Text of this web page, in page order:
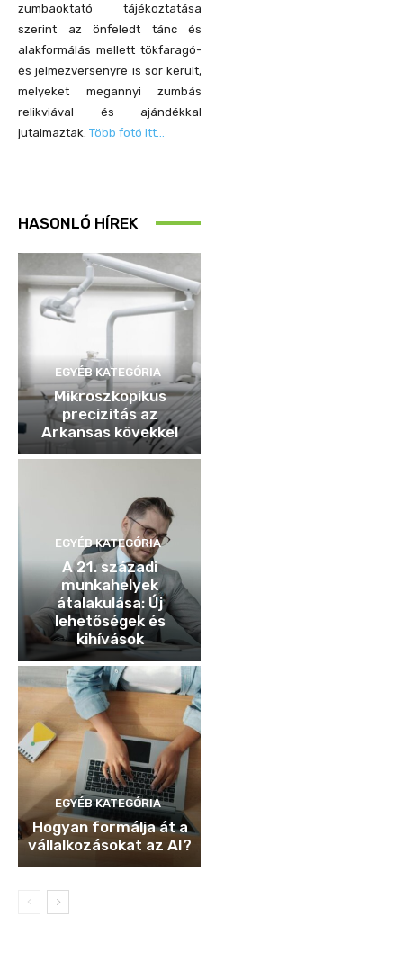
zumbaoktató tájékoztatása
szerint az önfeledt tánc és
alakformálás mellett tökfaragó-
és jelmezversenyre is sor került,
melyeket megannyi zumbás
relikviával és ajándékkal
jutalmaztak. Több fotó itt…
HASONLÓ HÍREK
EGYÉB KATEGÓRIA
Mikroszkopikus
precizitás az
Arkansas kövekkel
EGYÉB KATEGÓRIA
A 21. századi
munkahelyek
átalakulása: Új
lehetőségek és
kihívások
EGYÉB KATEGÓRIA
Hogyan formálja át a
vállalkozásokat az AI?